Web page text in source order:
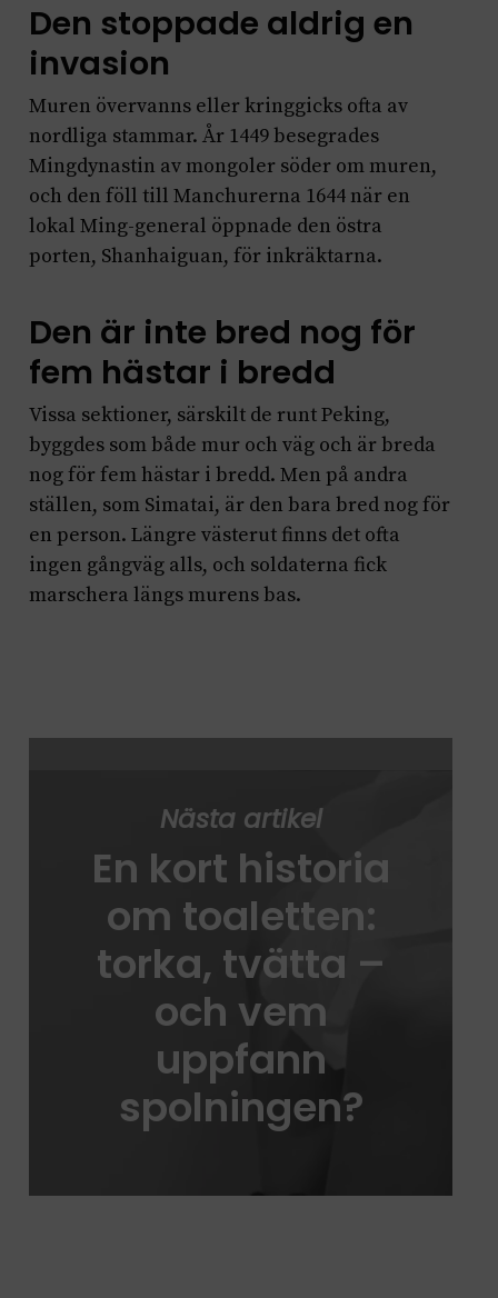
Den stoppade aldrig en
invasion
Muren övervanns eller kringgicks ofta av
nordliga stammar. År 1449 besegrades
Mingdynastin av mongoler söder om muren,
och den föll till Manchurerna 1644 när en
lokal Ming-general öppnade den östra
porten, Shanhaiguan, för inkräktarna.
Den är inte bred nog för
fem hästar i bredd
Vissa sektioner, särskilt de runt Peking,
byggdes som både mur och väg och är breda
nog för fem hästar i bredd. Men på andra
ställen, som Simatai, är den bara bred nog för
en person. Längre västerut finns det ofta
ingen gångväg alls, och soldaterna fick
marschera längs murens bas.
Nästa artikel
En kort historia
om toaletten:
torka, tvätta –
och vem
uppfann
spolningen?